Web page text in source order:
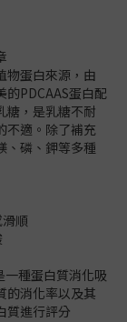
物蛋白來源，由
PDCAAS蛋白配
糖，是乳糖不耐
不適。除了補充
、磷、鉀等多種
順
一種蛋白質消化吸
的消化率以及其
質進行評分